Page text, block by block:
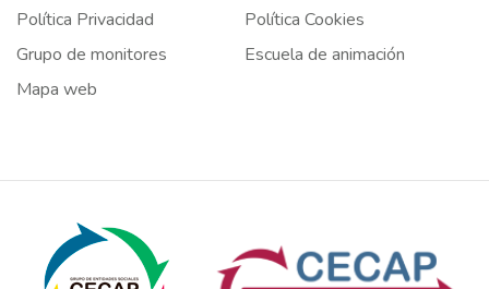
Política Privacidad
Política Cookies
Grupo de monitores
Escuela de animación
Mapa web